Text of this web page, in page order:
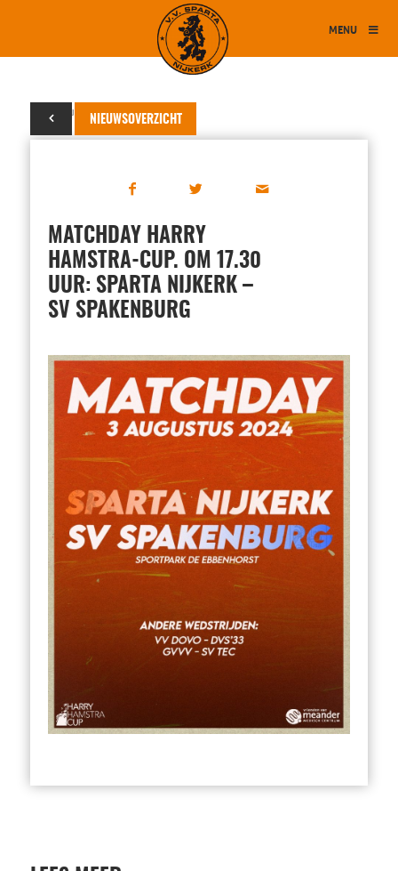
MENU
NIEUWSOVERZICHT
03 augustus 2024
MATCHDAY HARRY
HAMSTRA-CUP. OM 17.30
UUR: SPARTA NIJKERK –
SV SPAKENBURG